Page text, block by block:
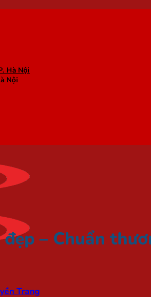
Hà Nội
Nội
– Chuẩn
Trang